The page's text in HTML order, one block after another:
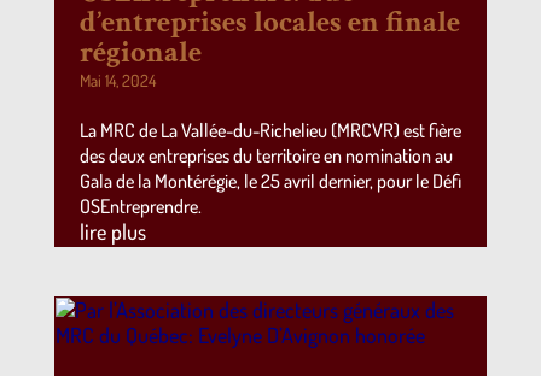
d’entreprises locales en finale
régionale
Mai 14, 2024
La MRC de La Vallée-du-Richelieu (MRCVR) est fière
des deux entreprises du territoire en nomination au
Gala de la Montérégie, le 25 avril dernier, pour le Défi
OSEntreprendre.
lire plus